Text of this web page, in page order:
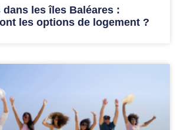
dans les îles Baléares :
les options de logement ?